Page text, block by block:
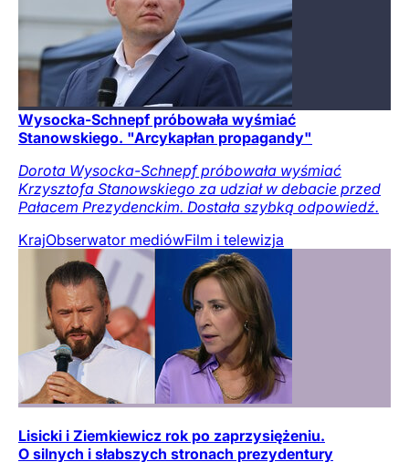
Wysocka-Schnepf próbowała wyśmiać
Stanowskiego. "Arcykapłan propagandy"
Dorota Wysocka-Schnepf próbowała wyśmiać
Krzysztofa Stanowskiego za udział w debacie przed
Pałacem Prezydenckim. Dostała szybką odpowiedź.
KrajObserwator mediówFilm i telewizja
Lisicki i Ziemkiewicz rok po zaprzysiężeniu.
O silnych i słabszych stronach prezydentury